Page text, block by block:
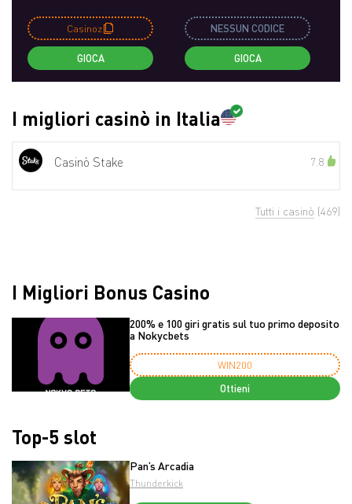
Casinoz
GIOCA
NESSUN CODICE
GIOCA
I migliori casinò in Italia
Casinò Stake 7.8
Tutti i casinò (469)
I Migliori Bonus Casino
200% e 100 giri gratis sul tuo primo deposito
a Nokycbets
WIN200
Ottieni
Top-5 slot
Pan’s Arcadia
Thunderkick